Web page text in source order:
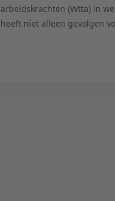
arbeidskrachten (Wtta) in
heeft niet alleen gevolgen